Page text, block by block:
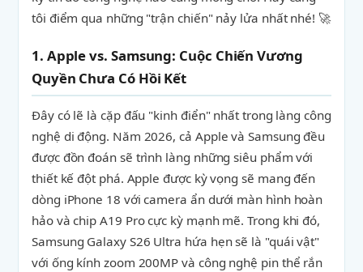
tôi điểm qua những "trận chiến" nảy lửa nhất nhé! 🚀
1. Apple vs. Samsung: Cuộc Chiến Vương
Quyền Chưa Có Hồi Kết
Đây có lẽ là cặp đấu "kinh điển" nhất trong làng công
nghệ di động. Năm 2026, cả Apple và Samsung đều
được đồn đoán sẽ trình làng những siêu phẩm với
thiết kế đột phá. Apple được kỳ vọng sẽ mang đến
dòng iPhone 18 với camera ẩn dưới màn hình hoàn
hảo và chip A19 Pro cực kỳ mạnh mẽ. Trong khi đó,
Samsung Galaxy S26 Ultra hứa hẹn sẽ là "quái vật"
với ống kính zoom 200MP và công nghệ pin thể rắn